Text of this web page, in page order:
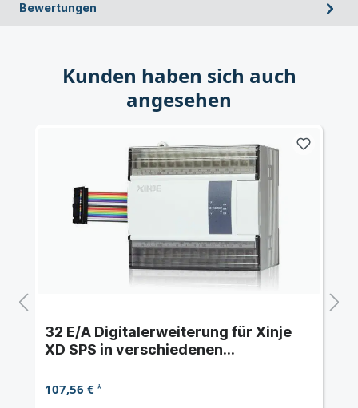
Kunden haben sich auch
angesehen
32 E/A Digitalerweiterung für Xinje
XD SPS in verschiedenen
107,56 €*
Bewertungen